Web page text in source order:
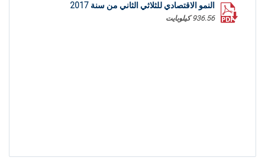
النمو الاقتصادي للثلاثي الثاني من سنة 2017
936.56 كيلوبايت